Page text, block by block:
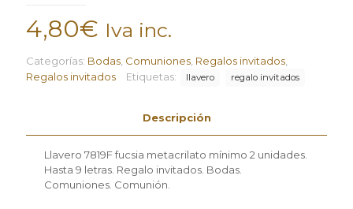
4,80€ Iva inc.
Categorías: Bodas Comuniones Regalos invitados
Regalos invitados
Etiquetas: llavero regalo invitados
Descripción
Llavero 7819F fucsia metacrilato mínimo 2 unidades.
Hasta 9 letras. Regalo invitados. Bodas.
Comuniones. Comunión.